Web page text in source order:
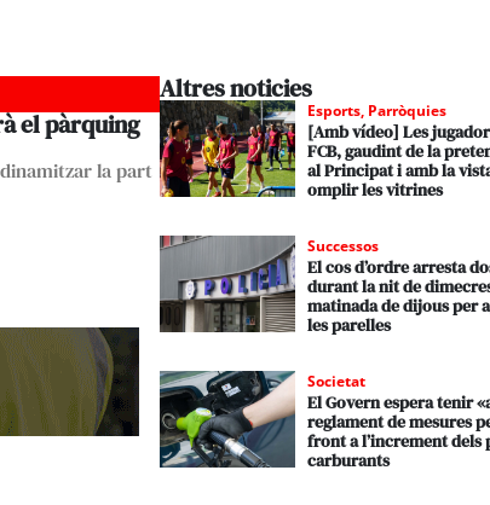
el pàrquing
la part
Altres noticies
Esports, Parròquies
[Amb vídeo] Les
FCB, gaudint de la
al Principat i amb la
omplir les vitrines
Successos
El cos d’ordre arresta
durant la nit de
matinada de dijous per
les parelles
Societat
El Govern espera tenir
reglament de mesures
front a l’increment dels
carburants